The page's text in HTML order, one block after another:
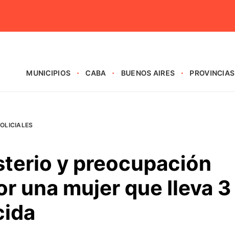
MUNICIPIOS CABA BUENOS AIRES PROVINCIAS
y preocupación
una mujer que lleva 3